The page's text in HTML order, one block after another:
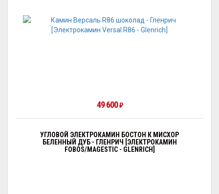
49 600 ₽
УГЛОВОЙ ЭЛЕКТРОКАМИН БОСТОН К МИСХОР
БЕЛЕННЫЙ ДУБ - ГЛЕНРИЧ [ЭЛЕКТРОКАМИН
FOBOS/MAGESTIC - GLENRICH]